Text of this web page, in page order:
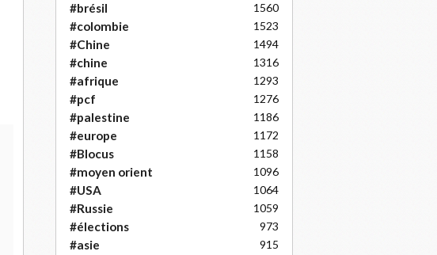
#brésil 1560
#colombie 1523
#Chine 1494
#chine 1316
#afrique 1293
#pcf 1276
#palestine 1186
#europe 1172
#Blocus 1158
#moyen orient 1096
#USA 1064
#Russie 1059
#élections 973
#asie 915